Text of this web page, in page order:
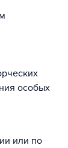
особых
или по